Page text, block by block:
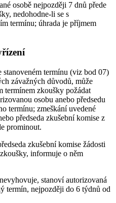
osobě nejpozději 7 dnů přede
nedohodne-li se s
termínu; úhrada je příjmem
termínu (viz bod 07)
závažných důvodů, může
termínem zkoušky požádat
osobu anebo předsedu
termínu; zmeškání uvedené
předseda zkušební komise z
prominout.
zkušební komise žádosti
informuje o něm
stanoví autorizovaná
termín, nejpozději do 6 týdnů od